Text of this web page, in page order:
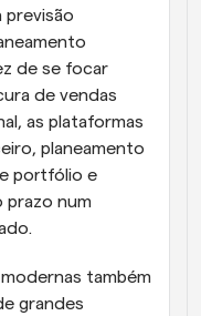
previsão
de se focar
de vendas
as plataformas
planeamento
portfólio e
prazo num
também
grandes